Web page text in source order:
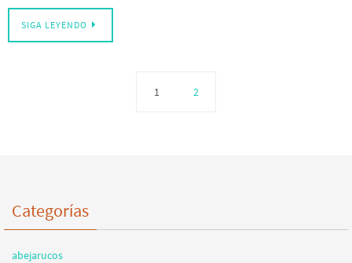
SIGA LEYENDO
1 2
Categorías
abejarucos